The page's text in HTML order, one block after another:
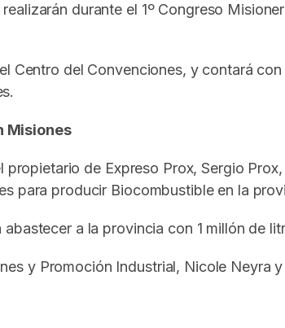
durante el 1º Congreso
Centro del Convenciones, y contará
Misiones
de Expreso Prox, Sergio
para producir Biocombustible en la
a la provincia con 1 millón de
y Promoción Industrial, Nicole Neyra y